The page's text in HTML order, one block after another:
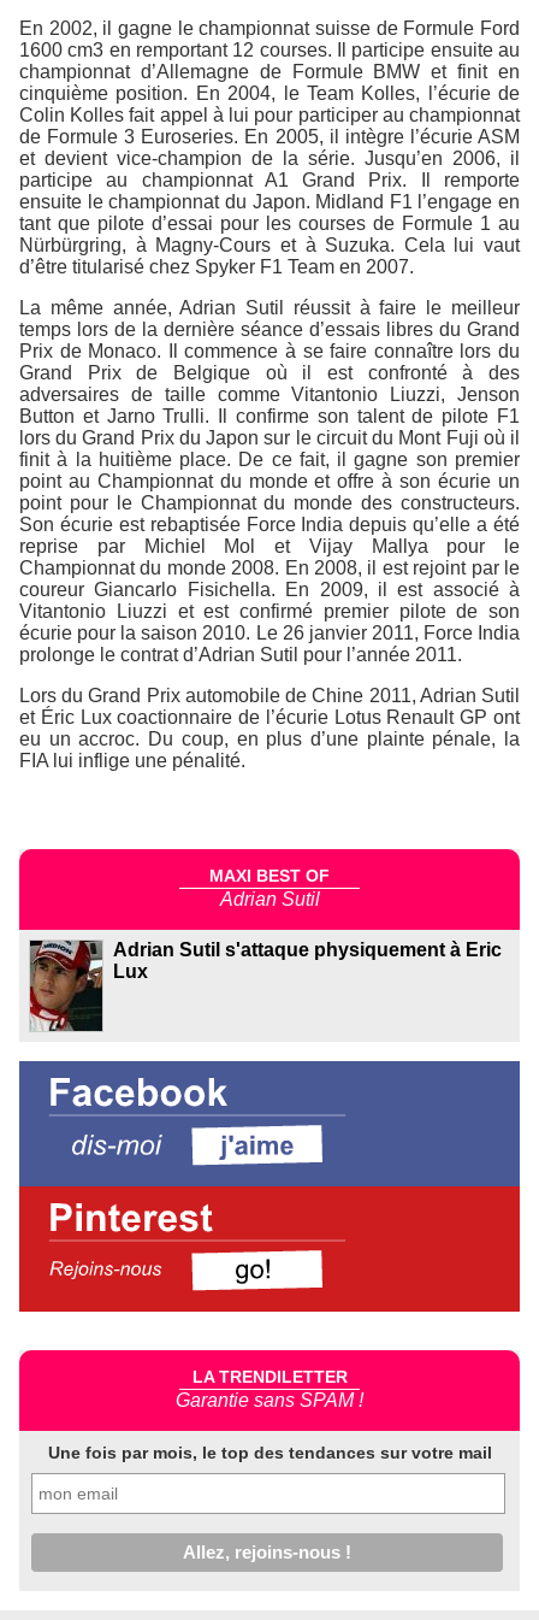
En 2002, il gagne le championnat suisse de Formule Ford
1600 cm3 en remportant 12 courses. Il participe ensuite au
championnat d’Allemagne de Formule BMW et finit en
cinquième position. En 2004, le Team Kolles, l’écurie de
Colin Kolles fait appel à lui pour participer au championnat
de Formule 3 Euroseries. En 2005, il intègre l’écurie ASM
et devient vice-champion de la série. Jusqu’en 2006, il
participe au championnat A1 Grand Prix. Il remporte
ensuite le championnat du Japon. Midland F1 l’engage en
tant que pilote d’essai pour les courses de Formule 1 au
Nürbürgring, à Magny-Cours et à Suzuka. Cela lui vaut
d’être titularisé chez Spyker F1 Team en 2007.
La même année, Adrian Sutil réussit à faire le meilleur
temps lors de la dernière séance d’essais libres du Grand
Prix de Monaco. Il commence à se faire connaître lors du
Grand Prix de Belgique où il est confronté à des
adversaires de taille comme Vitantonio Liuzzi, Jenson
Button et Jarno Trulli. Il confirme son talent de pilote F1
lors du Grand Prix du Japon sur le circuit du Mont Fuji où il
finit à la huitième place. De ce fait, il gagne son premier
point au Championnat du monde et offre à son écurie un
point pour le Championnat du monde des constructeurs.
Son écurie est rebaptisée Force India depuis qu’elle a été
reprise par Michiel Mol et Vijay Mallya pour le
Championnat du monde 2008. En 2008, il est rejoint par le
coureur Giancarlo Fisichella. En 2009, il est associé à
Vitantonio Liuzzi et est confirmé premier pilote de son
écurie pour la saison 2010. Le 26 janvier 2011, Force India
prolonge le contrat d’Adrian Sutil pour l’année 2011.
Lors du Grand Prix automobile de Chine 2011, Adrian Sutil
et Éric Lux coactionnaire de l’écurie Lotus Renault GP ont
eu un accroc. Du coup, en plus d’une plainte pénale, la
FIA lui inflige une pénalité.
MAXI BEST OF
Adrian Sutil
Adrian Sutil s'attaque physiquement à Eric
Lux
LA TRENDILETTER
Garantie sans SPAM !
Une fois par mois, le top des tendances sur votre mail